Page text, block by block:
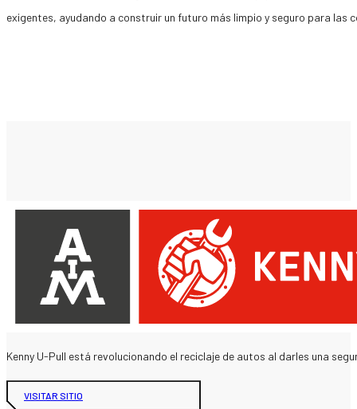
exigentes, ayudando a construir un futuro más limpio y seguro para las
Kenny U-Pull está revolucionando el reciclaje de autos al darles una
VISITAR SITIO